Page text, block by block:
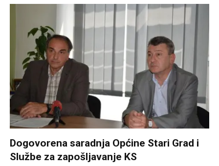
Dogovorena saradnja Općine Stari Grad i
Službe za zapošljavanje KS